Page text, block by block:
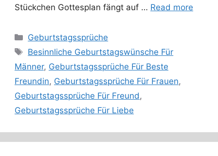
Stückchen Gottesplan fängt auf … Read more
Categories
Geburtstagssprüche
Tags
Besinnliche Geburtstagswünsche Für
Männer, Geburtstagssprüche Für Beste
Freundin, Geburtstagssprüche Für Frauen,
Geburtstagssprüche Für Freund,
Geburtstagssprüche Für Liebe